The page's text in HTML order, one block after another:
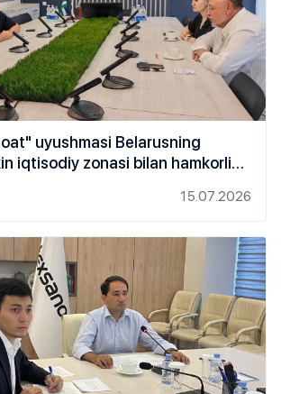
uyushmasi Belarusning
iqtisodiy zonasi bilan hamkorlik
15.07.2026